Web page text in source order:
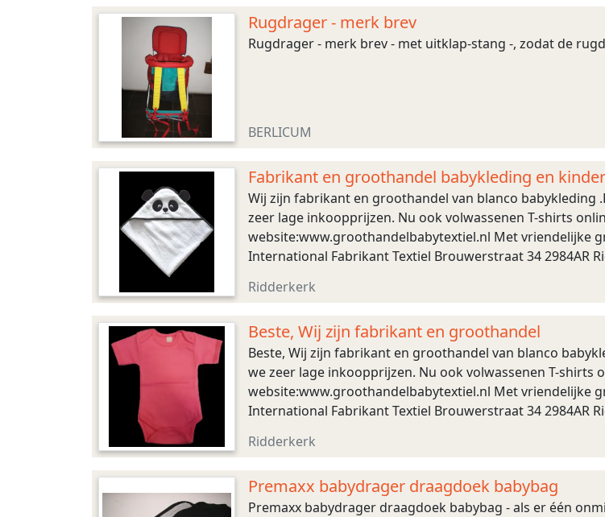
Rugdrager - merk brev
Rugdrager - merk brev - met uitklap-stang -, zodat de
BERLICUM
Fabrikant en groothandel babykleding en
Wij zijn fabrikant en groothandel van blanco
zeer lage inkoopprijzen. Nu ook volwassenen T-shirts
website:www.groothandelbabytextiel.nl Met vriendelijke
International Fabrikant Textiel Brouwerstraat 34 2984AR
Ridderkerk
Beste, Wij zijn fabrikant en groothandel
Beste, Wij zijn fabrikant en groothandel van blanco
we zeer lage inkoopprijzen. Nu ook volwassenen T-
website:www.groothandelbabytextiel.nl Met vriendelijke
International Fabrikant Textiel Brouwerstraat 34 2984AR
Ridderkerk
Premaxx babydrager draagdoek babybag
Premaxx babydrager draagdoek babybag - als er één